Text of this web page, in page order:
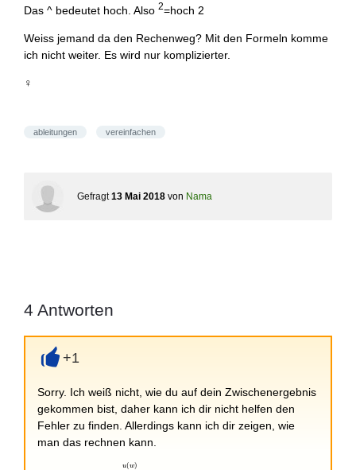
Das ^ bedeutet hoch. Also 2=hoch 2
Weiss jemand da den Rechenweg? Mit den Formeln komme
ich nicht weiter. Es wird nur komplizierter.
‍♀️
ableitungen vereinfachen
Gefragt 13 Mai 2018 von Nama
4 Antworten
+1
Sorry. Ich weiß nicht, wie du auf dein Zwischenergebnis
gekommen bist, daher kann ich dir nicht helfen den
Fehler zu finden. Allerdings kann ich dir zeigen, wie
man das rechnen kann.
u(w)